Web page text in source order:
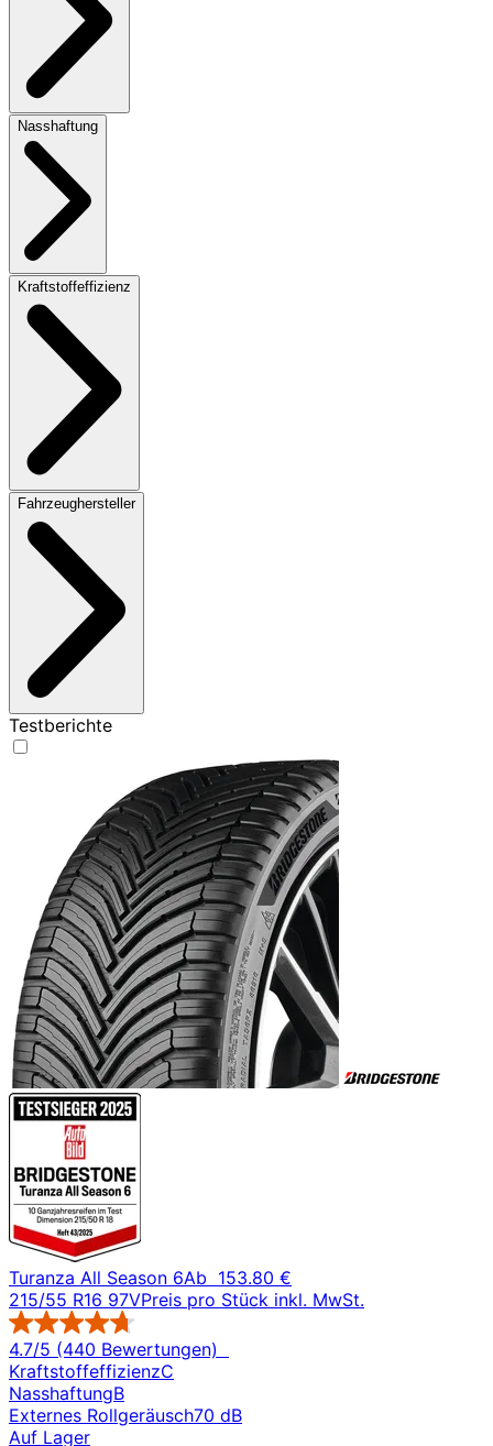
Nasshaftung
Kraftstoffeffizienz
Fahrzeughersteller
Testberichte
Turanza All Season 6Ab 153.80 €
215/55 R16 97VPreis pro Stück inkl. MwSt.
4.7/5 (440 Bewertungen)
KraftstoffeffizienzC
NasshaftungB
Externes Rollgeräusch70 dB
Auf Lager